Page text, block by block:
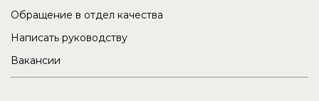
Обращение в отдел качества
Написать руководству
Вакансии